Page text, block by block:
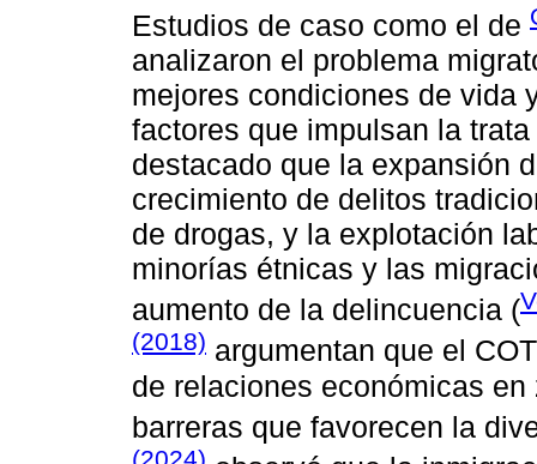
Estudios de caso como el de
analizaron el problema
mejores condiciones de vida
factores que impulsan la
destacado que la expansión
crecimiento de delitos
de drogas, y la explotación
minorías étnicas y las
aumento de la delincuencia (
(2018) argumentan que el
de relaciones económicas
barreras que favorecen la